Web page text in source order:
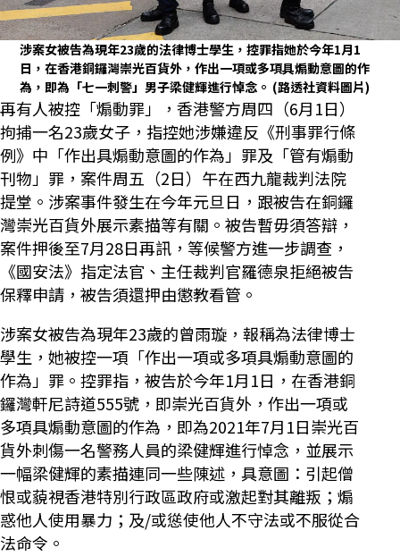
涉案女被告為現年23歲的法律博士學生，控罪指她於今年1月1
日，在香港銅鑼灣崇光百貨外，作出一項或多項具煽動意圖的作
為，即為「七一刺警」男子梁健輝進行悼念。 (路透社資料圖片)
再有人被控「煽動罪」，香港警方周四（6月1日）
拘捕一名23歲女子，指控她涉嫌違反《刑事罪行條
例》中「作出具煽動意圖的作為」罪及「管有煽動
刊物」罪，案件周五（2日）午在西九龍裁判法院
提堂。涉案事件發生在今年元旦日，跟被告在銅鑼
灣崇光百貨外展示素描等有關。被告暫毋須答辯，
案件押後至7月28日再訊，等候警方進一步調查，
《國安法》指定法官、主任裁判官羅德泉拒絕被告
保釋申請，被告須還押由懲教看管。
涉案女被告為現年23歲的曾雨璇，報稱為法律博士
學生，她被控一項「作出一項或多項具煽動意圖的
作為」罪。控罪指，被告於今年1月1日，在香港銅
鑼灣軒尼詩道555號，即崇光百貨外，作出一項或
多項具煽動意圖的作為，即為2021年7月1日崇光百
貨外刺傷一名警務人員的梁健輝進行悼念，並展示
一幅梁健輝的素描連同一些陳述，具意圖：引起僧
恨或藐視香港特別行政區政府或激起對其離叛；煽
惑他人使用暴力；及/或慫使他人不守法或不服從合
法命令。